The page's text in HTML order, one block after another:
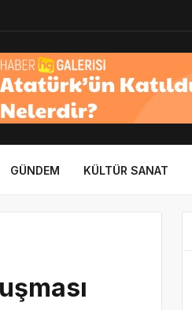
GÜNDEM KÜLTÜR SANAT